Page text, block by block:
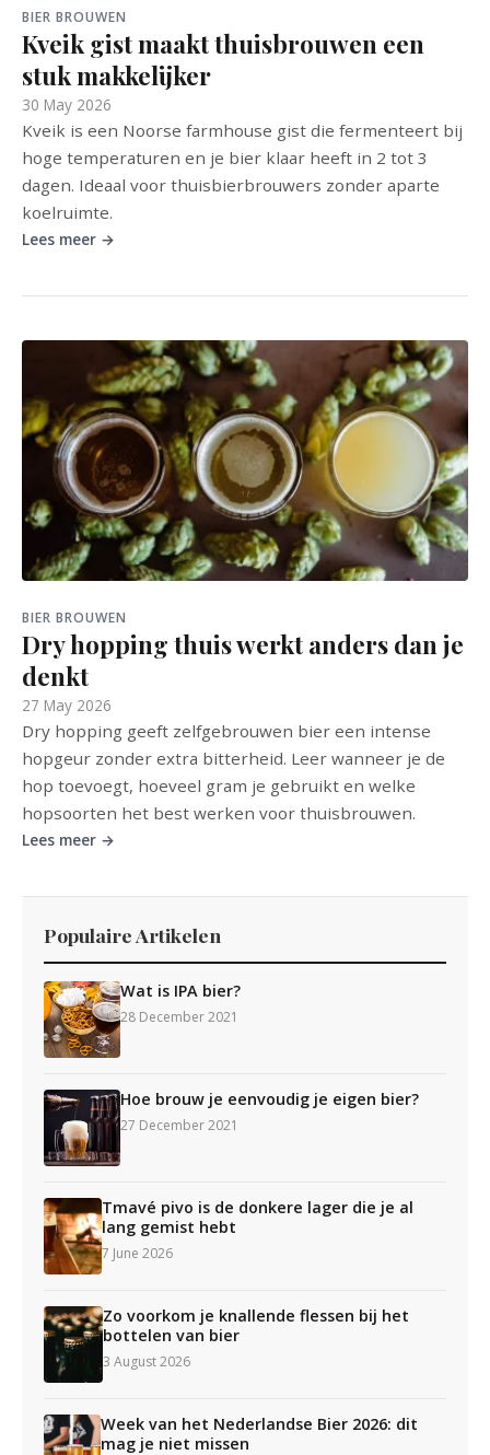
BIER BROUWEN
Kveik gist maakt thuisbrouwen een
stuk makkelijker
30 May 2026
Kveik is een Noorse farmhouse gist die fermenteert bij
hoge temperaturen en je bier klaar heeft in 2 tot 3
dagen. Ideaal voor thuisbierbrouwers zonder aparte
koelruimte.
Lees meer →
BIER BROUWEN
Dry hopping thuis werkt anders dan je
denkt
27 May 2026
Dry hopping geeft zelfgebrouwen bier een intense
hopgeur zonder extra bitterheid. Leer wanneer je de
hop toevoegt, hoeveel gram je gebruikt en welke
hopsoorten het best werken voor thuisbrouwen.
Lees meer →
Populaire Artikelen
Wat is IPA bier?
28 December 2021
Hoe brouw je eenvoudig je eigen bier?
27 December 2021
Tmavé pivo is de donkere lager die je al
lang gemist hebt
7 June 2026
Zo voorkom je knallende flessen bij het
bottelen van bier
3 August 2026
Week van het Nederlandse Bier 2026: dit
mag je niet missen